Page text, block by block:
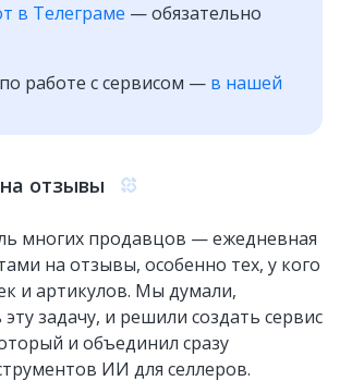
в Телеграме — обязательно
работе с сервисом — в нашей
отзывы
многих продавцов — ежедневная
на отзывы, особенно тех, у кого
и артикулов. Мы думали,
эту задачу, и решили создать сервис
и объединил сразу
ИИ для селлеров.